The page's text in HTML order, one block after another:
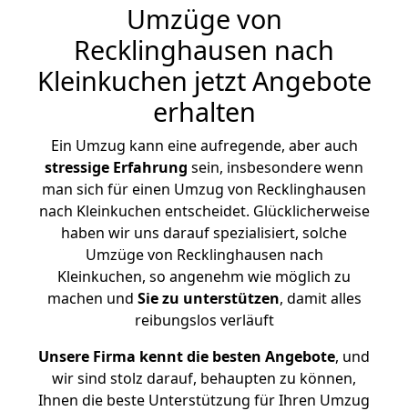
Umzüge von
Recklinghausen nach
Kleinkuchen jetzt Angebote
erhalten
Ein Umzug kann eine aufregende, aber auch
stressige Erfahrung sein, insbesondere wenn
man sich für einen Umzug von Recklinghausen
nach Kleinkuchen entscheidet. Glücklicherweise
haben wir uns darauf spezialisiert, solche
Umzüge von Recklinghausen nach
Kleinkuchen, so angenehm wie möglich zu
machen und Sie zu unterstützen, damit alles
reibungslos verläuft
Unsere Firma kennt die besten Angebote, und
wir sind stolz darauf, behaupten zu können,
Ihnen die beste Unterstützung für Ihren Umzug